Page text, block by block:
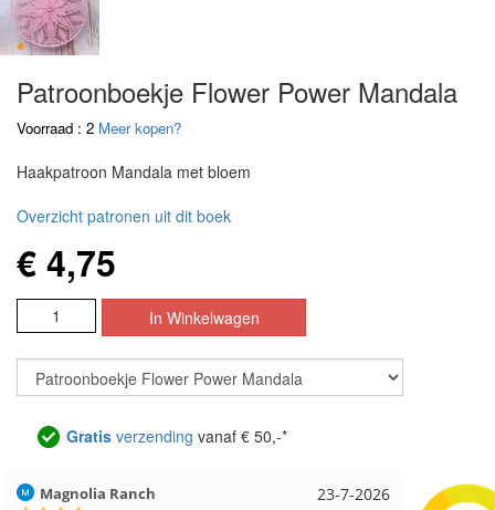
Patroonboekje Flower Power Mandala
Voorraad : 2 Meer kopen?
Haakpatroon Mandala met bloem
Overzicht patronen uit dit boek
€ 4,75
Gratis verzending vanaf € 50,-*
23-7-2026
Magnolia Ranch Hilde uit